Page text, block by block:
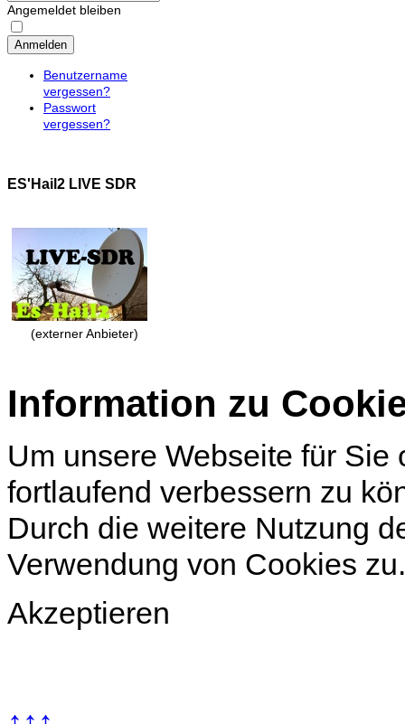
Angemeldet bleiben
Anmelden
Benutzername
vergessen?
Passwort
vergessen?
ES'Hail2 LIVE SDR
(externer Anbieter)
Information zu
Um unsere Webseite für
fortlaufend verbessern zu
Durch die weitere Nutzung
Verwendung von Cookies
Akzeptieren